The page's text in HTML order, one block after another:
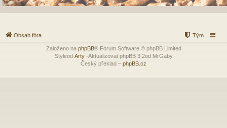
Obsah fóra Tým
Založeno na phpBB® Forum Software © phpBB Limited
Styleod Arty-Aktualizovat phpBB 3.2od MrGaby
Český překlad – phpBB.cz